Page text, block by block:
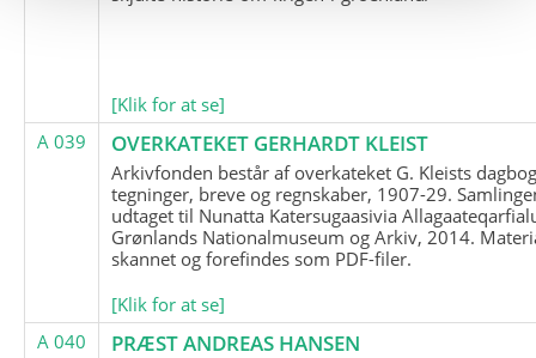
[Klik for at se]
A 039
OVERKATEKET GERHARDT KLEIST
Arkivfonden består af overkateket G. Kleists
tegninger, breve og regnskaber, 1907-29.
udtaget til Nunatta Katersugaasivia
Grønlands Nationalmuseum og Arkiv, 2014.
skannet og forefindes som PDF-filer.
[Klik for at se]
A 040
PRÆST ANDREAS HANSEN